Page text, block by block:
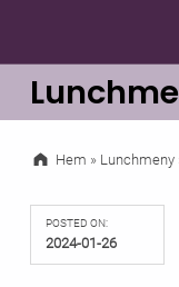
Hem » Lunchmeny
POSTED ON:
2024-01-26